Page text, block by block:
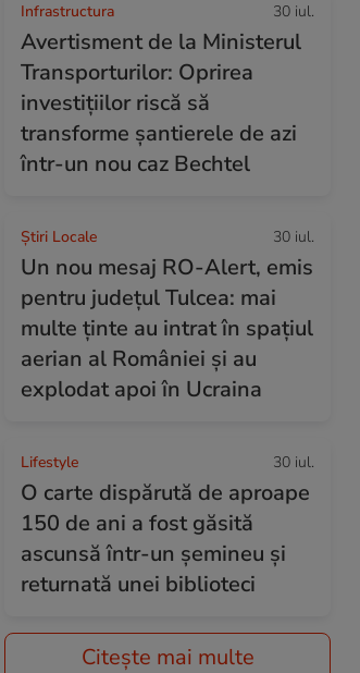
Infrastructura 30 iul.
Avertisment de la Ministerul
Transporturilor: Oprirea
investițiilor riscă să
transforme șantierele de azi
într-un nou caz Bechtel
Știri Locale 30 iul.
Un nou mesaj RO-Alert, emis
pentru județul Tulcea: mai
multe ținte au intrat în spațiul
aerian al României și au
explodat apoi în Ucraina
Lifestyle 30 iul.
O carte dispărută de aproape
150 de ani a fost găsită
ascunsă într-un șemineu și
returnată unei biblioteci
Citește mai multe